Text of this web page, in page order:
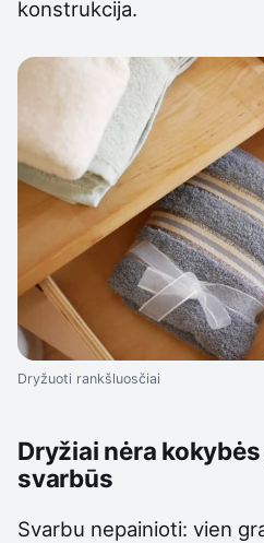
konstrukcija.
Dryžuoti rankšluosčiai
Dryžiai nėra
svarbūs
Svarbu nepainioti: vien